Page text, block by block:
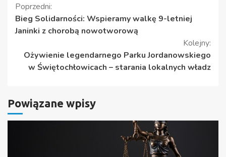
Kontynuuj
czytanie
Poprzedni:
Bieg Solidarności: Wspieramy walkę 9-letniej
Janinki z chorobą nowotworową
Kolejny:
Ożywienie legendarnego Parku Jordanowskiego
w Świętochłowicach – starania lokalnych władz
Powiązane wpisy